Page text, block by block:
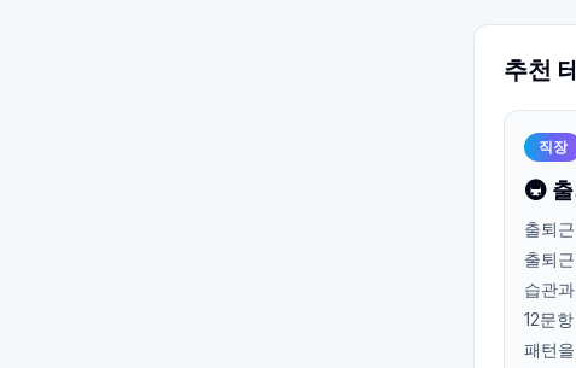
추천
직장
🚇
출퇴
출퇴
습관
12문
패턴